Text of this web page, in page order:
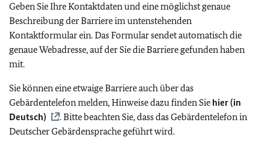
Geben Sie Ihre Kontaktdaten und eine möglichst genaue
Beschreibung der Barriere im untenstehenden
Kontaktformular ein. Das Formular sendet automatisch die
genaue Webadresse, auf der Sie die Barriere gefunden haben
mit.
Sie können eine etwaige Barriere auch über das
Gebärdentelefon melden, Hinweise dazu finden Sie hier (in
Deutsch)
. Bitte beachten Sie, dass das Gebärdentelefon in
Deutscher Gebärdensprache geführt wird.